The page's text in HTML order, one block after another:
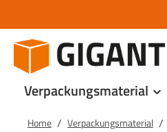
Verpackungsmaterial
Home / Verpackungsmaterial /